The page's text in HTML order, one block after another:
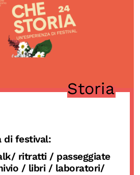
Storia
di festival:
ritratti / passeggiate
/ libri / laboratori/